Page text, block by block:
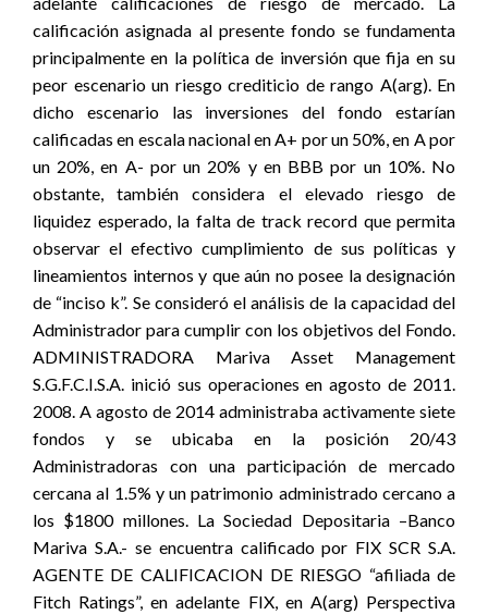
calificación asignada al presente fondo se fundamenta
principalmente en la política de inversión que fija en su
peor escenario un riesgo crediticio de rango A(arg). En
dicho escenario las inversiones del fondo estarían
calificadas en escala nacional en A+ por un 50%, en A por
un 20%, en A- por un 20% y en BBB por un 10%. No
obstante, también considera el elevado riesgo de
liquidez esperado, la falta de track record que permita
observar el efectivo cumplimiento de sus políticas y
lineamientos internos y que aún no posee la designación
de “inciso k”. Se consideró el análisis de la capacidad del
Administrador para cumplir con los objetivos del Fondo.
ADMINISTRADORA Mariva Asset Management
S.G.F.C.I.S.A. inició sus operaciones en agosto de 2011.
2008. A agosto de 2014 administraba activamente siete
fondos y se ubicaba en la posición 20/43
Administradoras con una participación de mercado
cercana al 1.5% y un patrimonio administrado cercano a
los $1800 millones. La Sociedad Depositaria –Banco
Mariva S.A.- se encuentra calificado por FIX SCR S.A.
AGENTE DE CALIFICACION DE RIESGO “afiliada de
Fitch Ratings”, en adelante FIX, en A(arg) Perspectiva